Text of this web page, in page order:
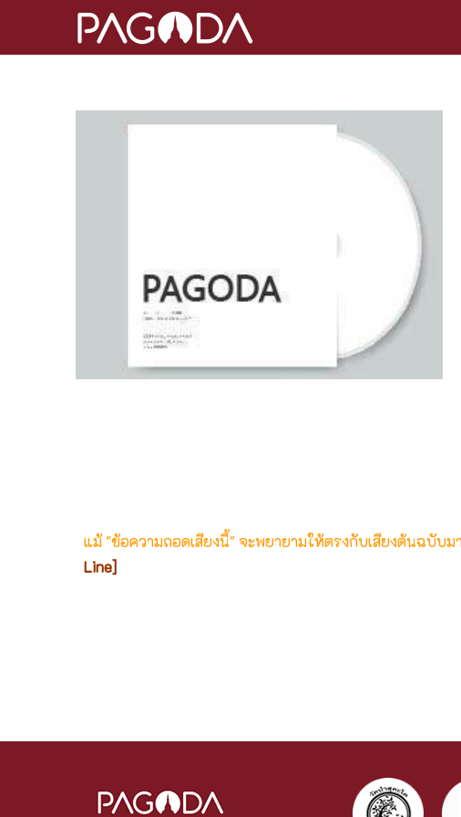
แม้ "ข้อความถอดเสียงนี้" จะพยายามให้ตรงกับเสียงต้นฉบั
Line]